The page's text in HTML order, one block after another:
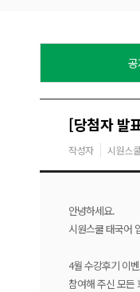
[당첨자 발
작성자 시원스쿨
안녕하세요.
시원스쿨 태국어
4월 수강후기 이
참여해 주신 모든